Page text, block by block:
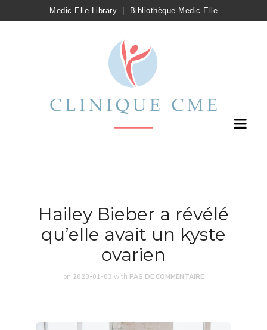
Medic Elle Library Bibliothèque Medic Elle
Hailey Bieber a révélé
qu’elle avait un kyste
ovarien
on 2023-01-03 with PAS DE COMMENTAIRE